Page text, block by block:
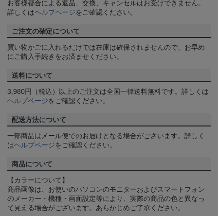
お客様都合による返品、交換、キャンセルはお受けできません。
詳しくはヘルプページをご確認ください。
ご注文の確定について
買い物かごに入れるだけでは在庫は確保されませんので、お早め
にご購入手続きをお済ませください。
送料について
3,980円（税込）以上のご注文は全国一律送料無料です。詳しくは
ヘルプページをご確認ください。
配送方法について
一部商品はメール便でのお届けとなる場合がございます。詳しく
はヘルプページをご確認ください。
商品について
【カラーについて】
商品画像は、お使いのパソコンのモニターおよびスマートフォン
のメーカー・機種・画面設定等により、実際の商品の色と異なっ
て見える場合がございます。あらかじめご了承ください。